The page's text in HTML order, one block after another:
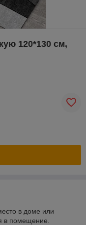
120*130 см,
в доме или
в помещение.